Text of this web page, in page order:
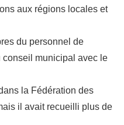
aux régions locales et
du personnel de
conseil municipal avec le
la Fédération des
il avait recueilli plus de